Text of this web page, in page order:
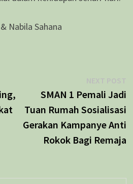
Nabila Sahana
NEXT POST
SMAN 1 Pemali Jadi
Tuan Rumah Sosialisasi
Gerakan Kampanye Anti
Rokok Bagi Remaja